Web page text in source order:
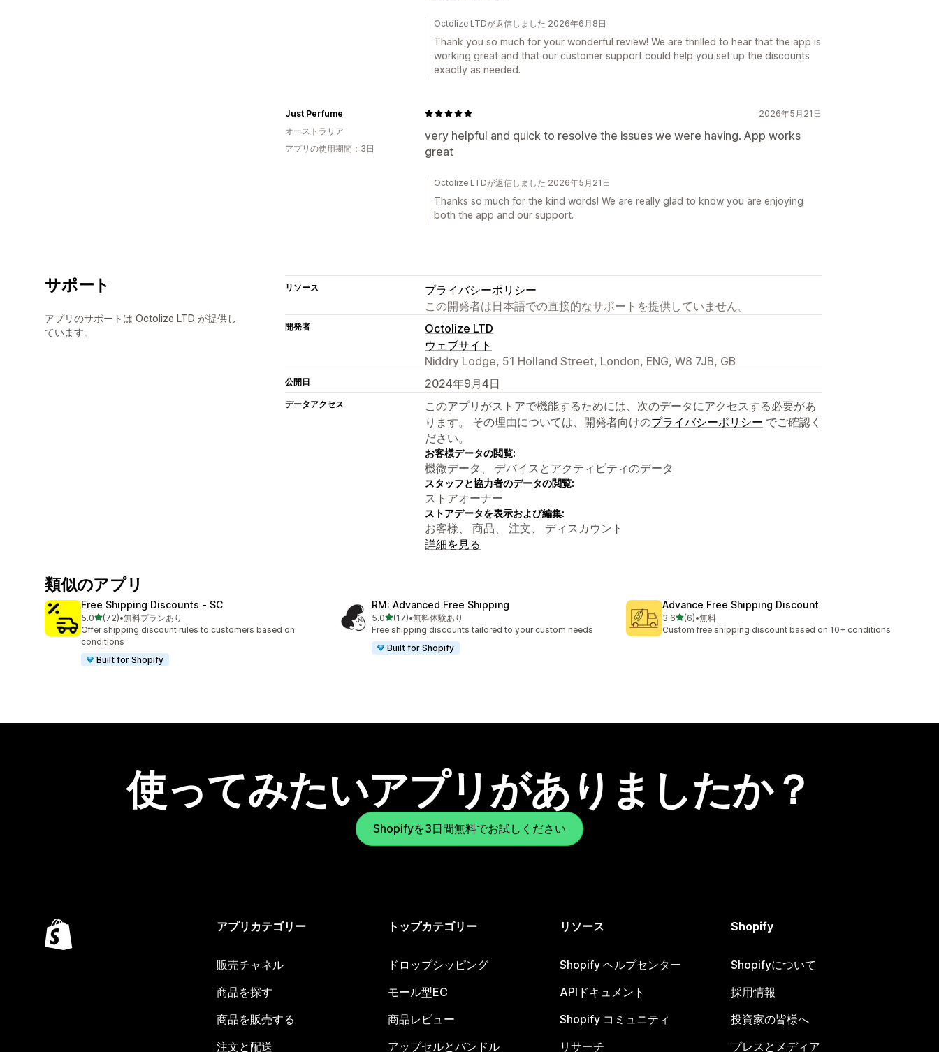
Octolize LTDが返信しました 2026年6月8日
Thank you so much for your wonderful review! We are thrilled to hear that the app is
working great and that our customer support could help you set up the discounts
exactly as needed.
2026年5月21日
very helpful and quick to resolve the issues we were having. App works
great
Just Perfume
オーストラリア
アプリの使用期間：3日
Octolize LTDが返信しました 2026年5月21日
Thanks so much for the kind words! We are really glad to know you are enjoying
both the app and our support.
サポート
アプリのサポートは Octolize LTD が提供し
ています。
リソース
プライバシーポリシー
この開発者は日本語での直接的なサポートを提供していません。
開発者
Octolize LTD
ウェブサイト
Niddry Lodge, 51 Holland Street, London, ENG, W8 7JB, GB
公開日 2024年9月4日
データアクセス
このアプリがストアで機能するためには、次のデータにアクセスする必要があ
ります。 その理由については、開発者向けのプライバシーポリシー でご確認く
ださい。
お客様データの閲覧:
機微データ、 デバイスとアクティビティのデータ
スタッフと協力者のデータの閲覧:
ストアオーナー
ストアデータを表示および編集:
お客様、 商品、 注文、 ディスカウント
詳細を見る
類似のアプリ
Free Shipping Discounts ‑ SC
5.05つ星中
(72)
合計レビュー数：72件
•無料プランあり
Offer shipping discount rules to customers based on
conditions
Built for Shopify
RM: Advanced Free Shipping
5.05つ星中
(17)
合計レビュー数：17件
•無料体験あり
Free shipping discounts tailored to your custom needs
Built for Shopify
Advance Free Shipping Discount
3.65つ星中
(6)
合計レビュー数：6件
•無料
Custom free shipping discount based on 10+ conditions
使ってみたいアプリがありましたか？
Shopifyを3日間無料でお試しください
アプリカテゴリー
販売チャネル
商品を探す
商品を販売する
注文と配送
トップカテゴリー
ドロップシッピング
モール型EC
商品レビュー
アップセルとバンドル
リソース
Shopify ヘルプセンター
APIドキュメント
Shopify コミュニティ
リサーチ
Shopify
Shopifyについて
採用情報
投資家の皆様へ
プレスとメディア